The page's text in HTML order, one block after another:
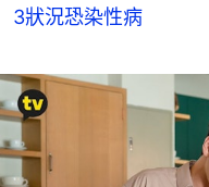
3狀況恐染性病